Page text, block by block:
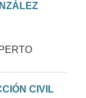
CIVIL